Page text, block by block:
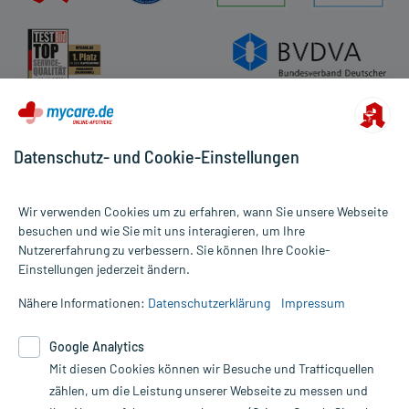
Alle Preise gelten inkl. MwSt., ggf. zzgl. Versandkosten
Informationen auf dieser Website werden ausschließlich für
die Untersuchung und Behandlung durch einen Arzt. Bitte
Therapien eingeleitet werden können. | Diese Webseite benutzt
Google Analytics. Lesen Sie bitte dazu die wichtigen Hinweise in
unserer Datenschutzerklärung. Für den Widerruf einer Bestellung
Datenschutz- und Cookie-Einstellungen
Wir verwenden Cookies um zu erfahren, wann Sie unsere Webseite
besuchen und wie Sie mit uns interagieren, um Ihre
Nutzererfahrung zu verbessern. Sie können Ihre Cookie-
Einstellungen jederzeit ändern.
Nähere Informationen: Datenschutzerklärung Impressum
Google Analytics
Mit diesen Cookies können wir Besuche und Trafficquellen
zählen, um die Leistung unserer Webseite zu messen und